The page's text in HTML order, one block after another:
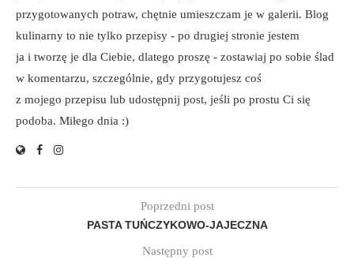
przygotowanych potraw, chętnie umieszczam je w galerii. Blog
kulinarny to nie tylko przepisy - po drugiej stronie jestem
ja i tworzę je dla Ciebie, dlatego proszę - zostawiaj po sobie ślad
w komentarzu, szczególnie, gdy przygotujesz coś
z mojego przepisu lub udostępnij post, jeśli po prostu Ci się
podoba. Miłego dnia :)
Poprzedni post
PASTA TUŃCZYKOWO-JAJECZNA
Następny post